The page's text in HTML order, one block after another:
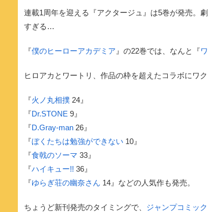
連載1周年を迎える『アクタージュ』は5巻が発売。
すぎる…
『僕のヒーローアカデミア 』の22巻では、なんと『
ヒロアカとワートリ、作品の枠を超えたコラボにワ
『火ノ丸相撲24』
『Dr.STONE 9』
『D.Gray-man26』
『ぼくたちは勉強ができない 10』
『食戟のソーマ 33』
『ハイキュー!! 36』
『ゆらぎ荘の幽奈さん 14』などの人気作も発売。
ちょうど新刊発売のタイミングで、 ジャンプコミッ